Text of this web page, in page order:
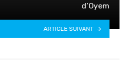
d’Oyem
ARTICLE SUIVANT